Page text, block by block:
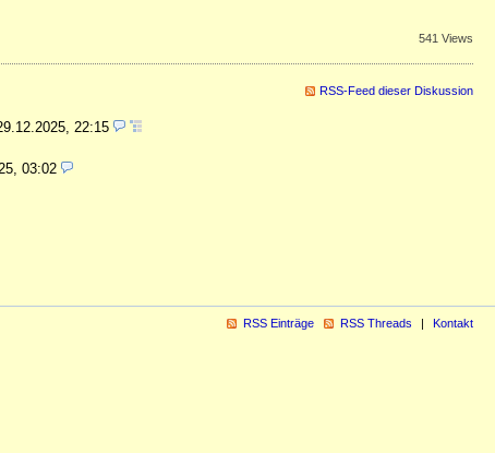
541 Views
RSS-Feed dieser Diskussion
22:15
03:02
RSS Einträge RSS Threads Kontakt